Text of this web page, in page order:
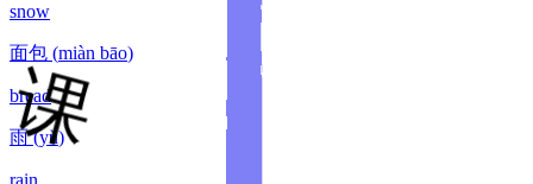
snow
面包 (miàn bāo)
bread
雨 (yǔ)